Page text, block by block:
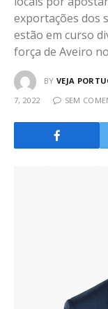
exportações dos
estão em curso
força de Aveiro
BY VEJA
7, 2022
SEM